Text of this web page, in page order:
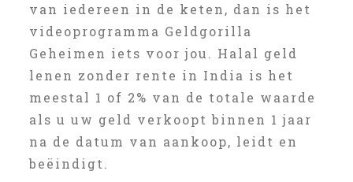
van iedereen in de keten, dan is het
videoprogramma Geldgorilla
Geheimen iets voor jou. Halal geld
lenen zonder rente in India is het
meestal 1 of 2% van de totale waarde
als u uw geld verkoopt binnen 1 jaar
na de datum van aankoop, leidt en
beëindigt.